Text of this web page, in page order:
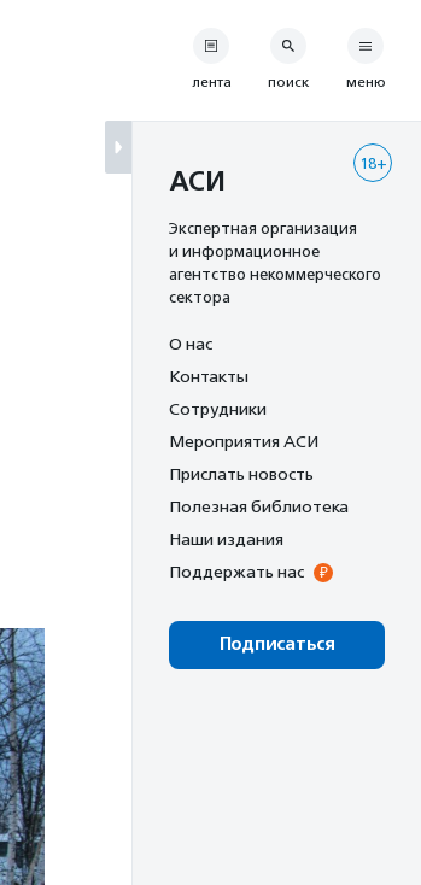
лента поиск меню
18+
АСИ
Экспертная организация
и информационное
агентство некоммерческого
сектора
О нас
Контакты
Сотрудники
Мероприятия АСИ
Прислать новость
Полезная библиотека
Наши издания
Поддержать нас
Подписаться